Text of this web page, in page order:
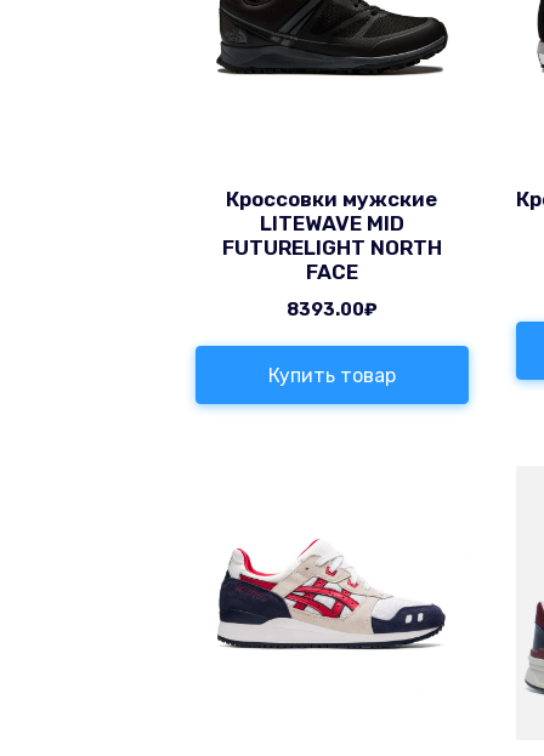
Кроссовки мужские
LITEWAVE MID
FUTURELIGHT NORTH
FACE
8393.00₽
Купить товар